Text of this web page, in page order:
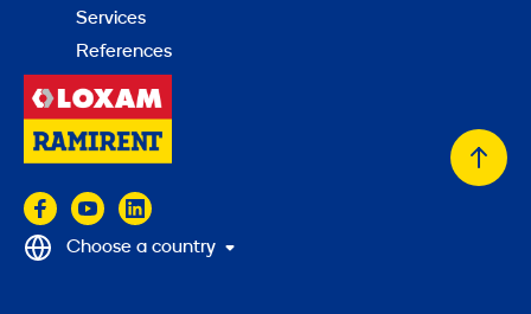
Services
References
Back
Choose a country